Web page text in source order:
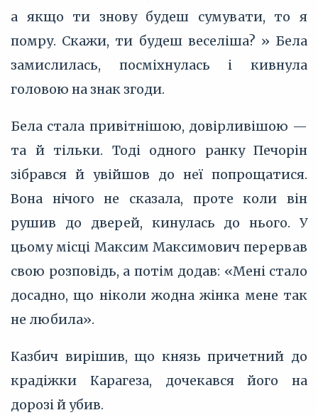
а якщо ти знову будеш сумувати, то я
помру. Скажи, ти будеш веселіша? » Бела
замислилась, посміхнулась і кивнула
головою на знак згоди.
Бела стала привітнішою, довірливішою —
та й тільки. Тоді одного ранку Печорін
зібрався й увійшов до неї попрощатися.
Вона нічого не сказала, проте коли він
рушив до дверей, кинулась до нього. У
цьому місці Максим Максимович перервав
свою розповідь, а потім додав: «Мені стало
досадно, що ніколи жодна жінка мене так
не любила».
Казбич вирішив, що князь причетний до
крадіжки Карагеза, дочекався його на
дорозі й убив.